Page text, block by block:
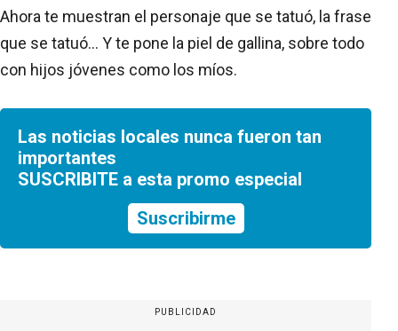
Ahora te muestran el personaje que se tatuó, la frase
que se tatuó… Y te pone la piel de gallina, sobre todo
con hijos jóvenes como los míos.
Las noticias locales nunca fueron tan
importantes
SUSCRIBITE a esta promo especial
Suscribirme
PUBLICIDAD